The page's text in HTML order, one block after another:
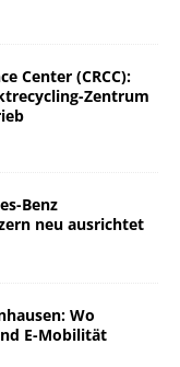
Center (CRCC):
Zentrum
Benz
neu ausrichtet
Wo
E-Mobilität